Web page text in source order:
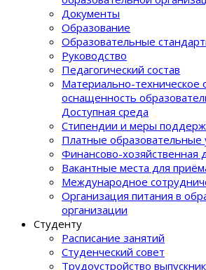
Документы
Образование
Образовательные
Руководство
Педагогический состав
Материально-техническое
оснащенность
Доступная среда
Стипендии и меры
Платные образовательные
Финансово-хозяйственная
Вакантные места для
Международное
Организация питания в
организации
Студенту
Расписание занятий
Студенческий совет
Трудоустройство